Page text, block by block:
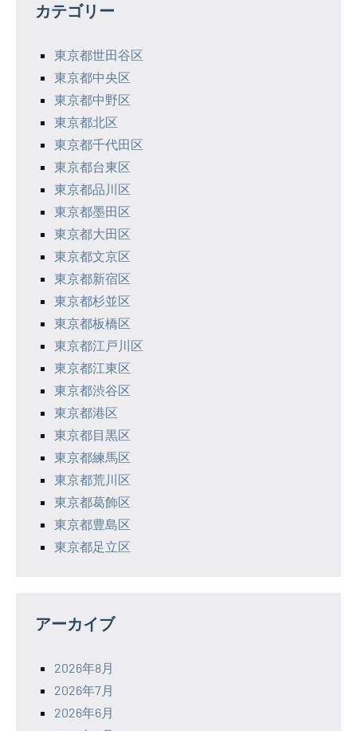
ー
カテゴリー
東京都世田谷区
東京都中央区
東京都中野区
東京都北区
東京都千代田区
東京都台東区
東京都品川区
東京都墨田区
東京都大田区
東京都文京区
東京都新宿区
東京都杉並区
東京都板橋区
東京都江戸川区
東京都江東区
東京都渋谷区
東京都港区
東京都目黒区
東京都練馬区
東京都荒川区
東京都葛飾区
東京都豊島区
東京都足立区
アーカイブ
2026年8月
2026年7月
2026年6月